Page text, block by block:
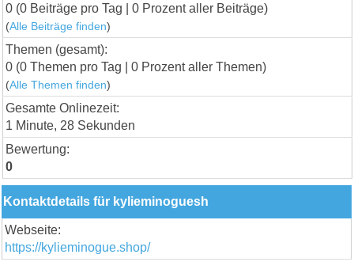
0 (0 Beiträge pro Tag | 0 Prozent aller Beiträge)
(Alle Beiträge finden)
Themen (gesamt):
0 (0 Themen pro Tag | 0 Prozent aller Themen)
(Alle Themen finden)
Gesamte Onlinezeit:
1 Minute, 28 Sekunden
Bewertung:
0
Kontaktdetails für kylieminoguesh
Webseite:
https://kylieminogue.shop/